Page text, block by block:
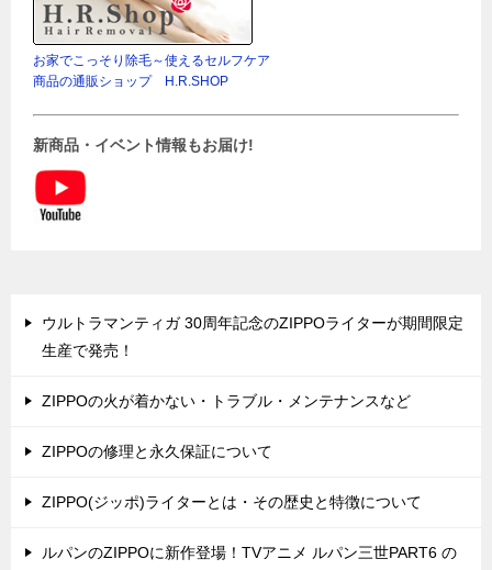
お家でこっそり除毛～使えるセルフケア
商品の通販ショップ H.R.SHOP
新商品・イベント情報もお届け!
ウルトラマンティガ 30周年記念のZIPPOライターが期間限定
生産で発売！
ZIPPOの火が着かない・トラブル・メンテナンスなど
ZIPPOの修理と永久保証について
ZIPPO(ジッポ)ライターとは・その歴史と特徴について
ルパンのZIPPOに新作登場！TVアニメ ルパン三世PART6 の